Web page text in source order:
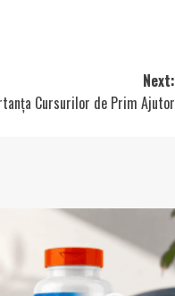
Next:
Cursurilor de Prim Ajutor